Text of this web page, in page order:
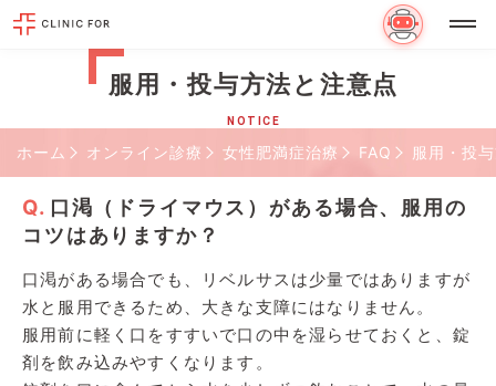
服用・投与方法と注意点
NOTICE
ホーム オンライン診療 女性肥満症治療 FAQ 服用・投
口渇（ドライマウス）がある場合、服用の
コツはありますか？
口渇がある場合でも、リベルサスは少量ではありますが
水と服用できるため、大きな支障にはなりません。
服用前に軽く口をすすいで口の中を湿らせておくと、錠
剤を飲み込みやすくなります。